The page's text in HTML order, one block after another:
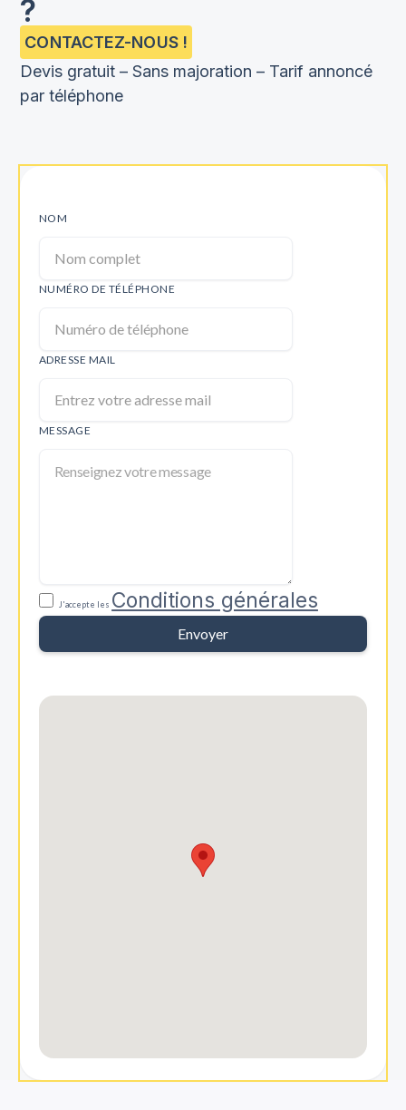
?
CONTACTEZ-NOUS !
Devis gratuit – Sans majoration – Tarif annoncé
par téléphone
NOM
NUMÉRO DE TÉLÉPHONE
ADRESSE MAIL
MESSAGE
J'accepte les Conditions générales